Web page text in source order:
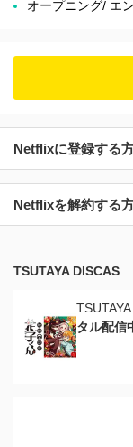
オープニング/ エ
Netflixに登録する
Netflixを解約する
TSUTAYA DISCAS
タル配信